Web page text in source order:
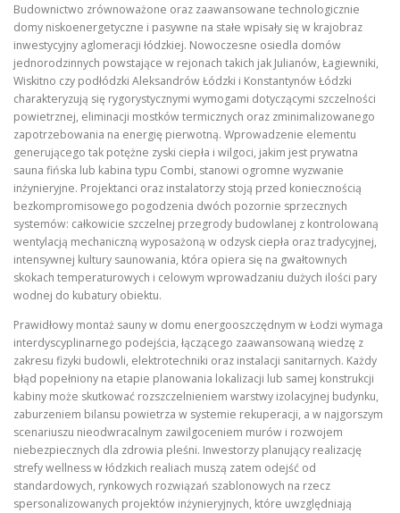
Budownictwo zrównoważone oraz zaawansowane technologicznie
domy niskoenergetyczne i pasywne na stałe wpisały się w krajobraz
inwestycyjny aglomeracji łódzkiej. Nowoczesne osiedla domów
jednorodzinnych powstające w rejonach takich jak Julianów, Łagiewniki,
Wiskitno czy podłódzki Aleksandrów Łódzki i Konstantynów Łódzki
charakteryzują się rygorystycznymi wymogami dotyczącymi szczelności
powietrznej, eliminacji mostków termicznych oraz zminimalizowanego
zapotrzebowania na energię pierwotną. Wprowadzenie elementu
generującego tak potężne zyski ciepła i wilgoci, jakim jest prywatna
sauna fińska lub kabina typu Combi, stanowi ogromne wyzwanie
inżynieryjne. Projektanci oraz instalatorzy stoją przed koniecznością
bezkompromisowego pogodzenia dwóch pozornie sprzecznych
systemów: całkowicie szczelnej przegrody budowlanej z kontrolowaną
wentylacją mechaniczną wyposażoną w odzysk ciepła oraz tradycyjnej,
intensywnej kultury saunowania, która opiera się na gwałtownych
skokach temperaturowych i celowym wprowadzaniu dużych ilości pary
wodnej do kubatury obiektu.
Prawidłowy montaż sauny w domu energooszczędnym w Łodzi wymaga
interdyscyplinarnego podejścia, łączącego zaawansowaną wiedzę z
zakresu fizyki budowli, elektrotechniki oraz instalacji sanitarnych. Każdy
błąd popełniony na etapie planowania lokalizacji lub samej konstrukcji
kabiny może skutkować rozszczelnieniem warstwy izolacyjnej budynku,
zaburzeniem bilansu powietrza w systemie rekuperacji, a w najgorszym
scenariuszu nieodwracalnym zawilgoceniem murów i rozwojem
niebezpiecznych dla zdrowia pleśni. Inwestorzy planujący realizację
strefy wellness w łódzkich realiach muszą zatem odejść od
standardowych, rynkowych rozwiązań szablonowych na rzecz
spersonalizowanych projektów inżynieryjnych, które uwzględniają